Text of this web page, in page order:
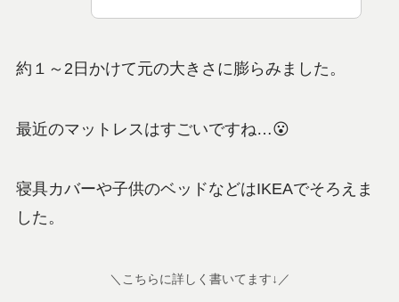
約１～2日かけて元の大きさに膨らみました。
最近のマットレスはすごいですね…😮
寝具カバーや子供のベッドなどはIKEAでそろえま
した。
＼こちらに詳しく書いてます↓／